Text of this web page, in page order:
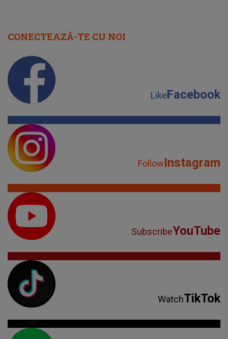
CONECTEAZĂ-TE CU NOI
LikeFacebook
FollowInstagram
SubscribeYouTube
WatchTikTok